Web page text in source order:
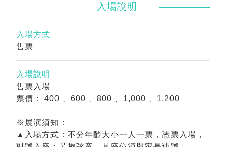
入場說明
入場方式
售票
入場說明
售票入場
票價： 400 、600 、800 、1,000 、1,200
※展演須知：
▲入場方式：不分年齡大小一人一票，憑票入場，